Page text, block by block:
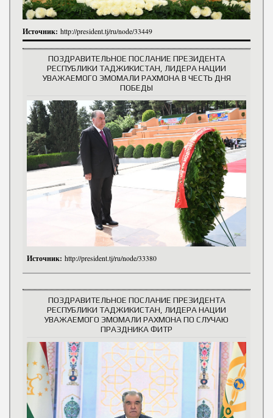
Источник: http://president.tj/ru/node/33449
ПОЗДРАВИТЕЛЬНОЕ ПОСЛАНИЕ ПРЕЗИДЕНТА
РЕСПУБЛИКИ ТАДЖИКИСТАН, ЛИДЕРА НАЦИИ
УВАЖАЕМОГО ЭМОМАЛИ РАХМОНА В ЧЕСТЬ ДНЯ
ПОБЕДЫ
Источник: http://president.tj/ru/node/33380
ПОЗДРАВИТЕЛЬНОЕ ПОСЛАНИЕ ПРЕЗИДЕНТА
РЕСПУБЛИКИ ТАДЖИКИСТАН, ЛИДЕРА НАЦИИ
УВАЖАЕМОГО ЭМОМАЛИ РАХМОНА ПО СЛУЧАЮ
ПРАЗДНИКА ФИТР